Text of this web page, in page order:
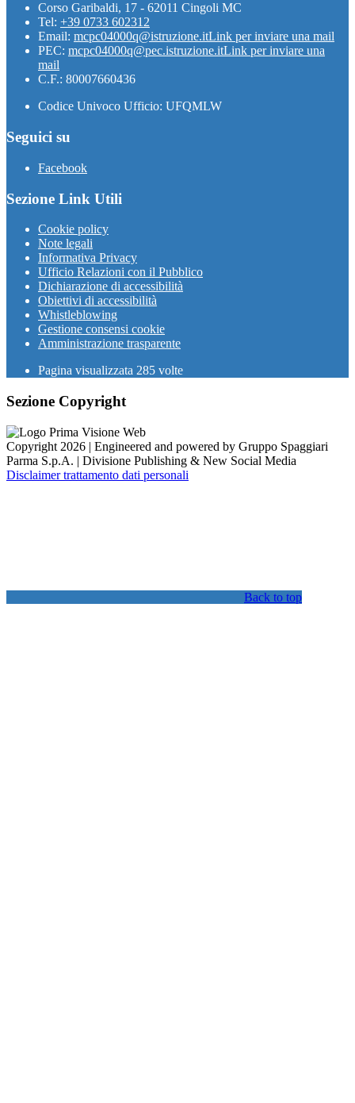
Corso Garibaldi, 17 - 62011 Cingoli MC
Tel: +39 0733 602312
Email: mcpc04000q@istruzione.itLink per inviare una mail
PEC: mcpc04000q@pec.istruzione.itLink per inviare una
mail
C.F.: 80007660436
Codice Univoco Ufficio: UFQMLW
Seguici su
Facebook
Sezione Link Utili
Cookie policy
Note legali
Informativa Privacy
Ufficio Relazioni con il Pubblico
Dichiarazione di accessibilità
Obiettivi di accessibilità
Whistleblowing
Gestione consensi cookie
Amministrazione trasparente
Pagina visualizzata 285 volte
Sezione Copyright
Copyright 2026 | Engineered and powered by Gruppo Spaggiari
Parma S.p.A. | Divisione Publishing & New Social Media
Disclaimer trattamento dati personali
Back to top